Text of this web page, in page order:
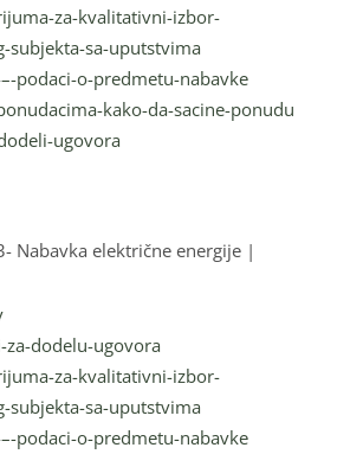
za-kvalitativni-izbor-
subjekta-sa-uputstvima
podaci-o-predmetu-nabavke
kako-da-sacine-ponudu
ugovora
Nabavka električne energije |
dodelu-ugovora
za-kvalitativni-izbor-
subjekta-sa-uputstvima
podaci-o-predmetu-nabavke